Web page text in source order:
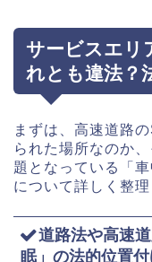
サービスエリ
れとも違法？
まずは、高速道路
られた場所なのか
題となっている「
について詳しく整
道路法や高速
眠」の法的位置